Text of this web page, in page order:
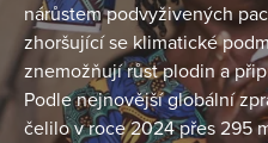
nárůstem podvyživených
zhoršující se klimatické
znemožňují růst plodin a
Podle nejnovější globální
čelilo v roce 2024 přes 295